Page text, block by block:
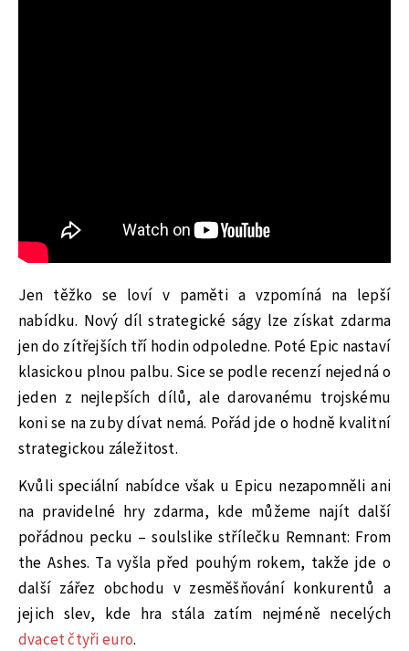
Jen těžko se loví v paměti a vzpomíná na lepší
nabídku. Nový díl strategické ságy lze získat zdarma
jen do zítřejších tří hodin odpoledne. Poté Epic nastaví
klasickou plnou palbu. Sice se podle recenzí nejedná o
jeden z nejlepších dílů, ale darovanému trojskému
koni se na zuby dívat nemá. Pořád jde o hodně kvalitní
strategickou záležitost.
Kvůli speciální nabídce však u Epicu nezapomněli ani
na pravidelné hry zdarma, kde můžeme najít další
pořádnou pecku – soulslike střílečku Remnant: From
the Ashes. Ta vyšla před pouhým rokem, takže jde o
další zářez obchodu v zesměšňování konkurentů a
jejich slev, kde hra stála zatím nejméně necelých
dvacet čtyři euro.